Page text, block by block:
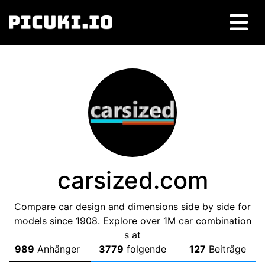
carsized.com
Compare car design and dimensions side by side for
models since1908. Explore over 1M car combination
s at
989 Anhänger 3779 folgende 127 Beiträge